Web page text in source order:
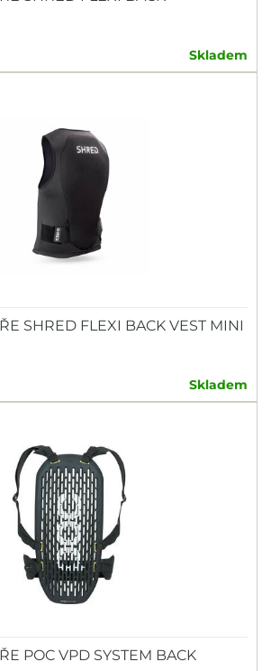
Skladem
SHRED FLEXI BACK VEST MINI
Skladem
POC VPD SYSTEM BACK